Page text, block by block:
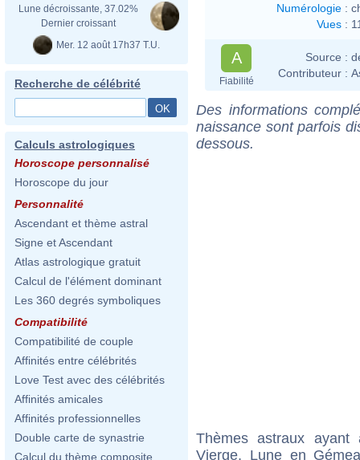
Lune décroissante, 37.02%
Dernier croissant
Mer. 12 août 17h37 T.U.
Recherche de célébrité
Calculs astrologiques
Horoscope personnalisé
Horoscope du jour
Personnalité
Ascendant et thème astral
Signe et Ascendant
Atlas astrologique gratuit
Calcul de l'élément dominant
Les 360 degrés symboliques
Compatibilité
Compatibilité de couple
Affinités entre célébrités
Love Test avec des célébrités
Affinités amicales
Affinités professionnelles
Double carte de synastrie
Calcul du thème composite
Numérologie :
Vues :
A
Fiabilité
Source :
Contributeur :
Des informations
naissance sont parfois
dessous.
Thèmes astraux
Vierge, Lune en